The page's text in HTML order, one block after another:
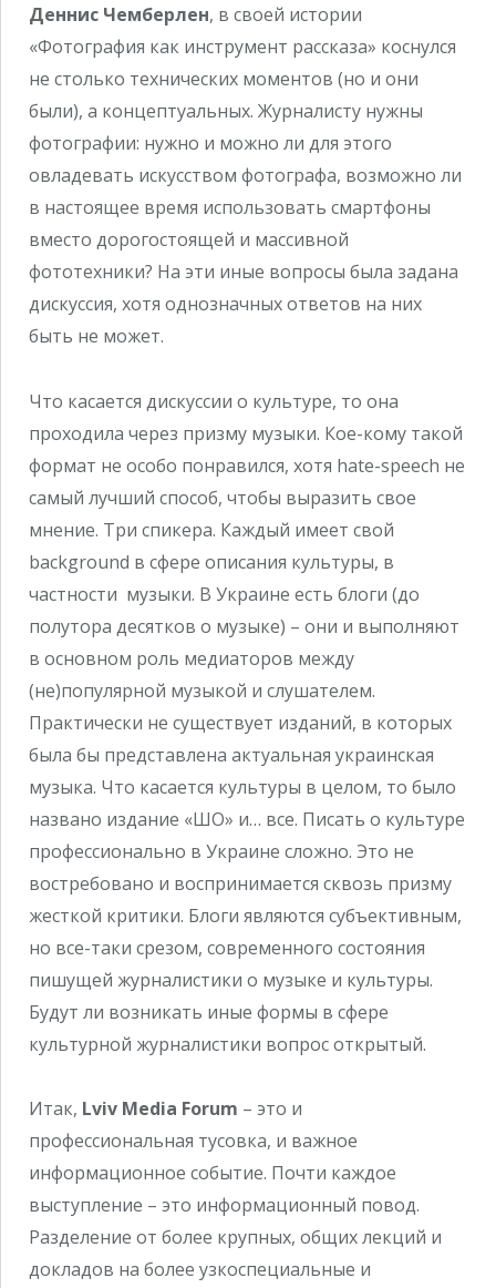
Деннис Чемберлен, в своей истории
«Фотография как инструмент рассказа» коснулся
не столько технических моментов (но и они
были), а концептуальных. Журналисту нужны
фотографии: нужно и можно ли для этого
овладевать искусством фотографа, возможно ли
в настоящее время использовать смартфоны
вместо дорогостоящей и массивной
фототехники? На эти иные вопросы была задана
дискуссия, хотя однозначных ответов на них
быть не может.
Что касается дискуссии о культуре, то она
проходила через призму музыки. Кое-кому такой
формат не особо понравился, хотя hate-speech не
самый лучший способ, чтобы выразить свое
мнение. Три спикера. Каждый имеет свой
background в сфере описания культуры, в
частности музыки. В Украине есть блоги (до
полутора десятков о музыке) – они и выполняют
в основном роль медиаторов между
(не)популярной музыкой и слушателем.
Практически не существует изданий, в которых
была бы представлена актуальная украинская
музыка. Что касается культуры в целом, то было
названо издание «ШО» и… все. Писать о культуре
профессионально в Украине сложно. Это не
востребовано и воспринимается сквозь призму
жесткой критики. Блоги являются субъективным,
но все-таки срезом, современного состояния
пишущей журналистики о музыке и культуры.
Будут ли возникать иные формы в сфере
культурной журналистики вопрос открытый.
Итак, Lviv Media Forum – это и
профессиональная тусовка, и важное
информационное событие. Почти каждое
выступление – это информационный повод.
Разделение от более крупных, общих лекций и
докладов на более узкоспециальные и